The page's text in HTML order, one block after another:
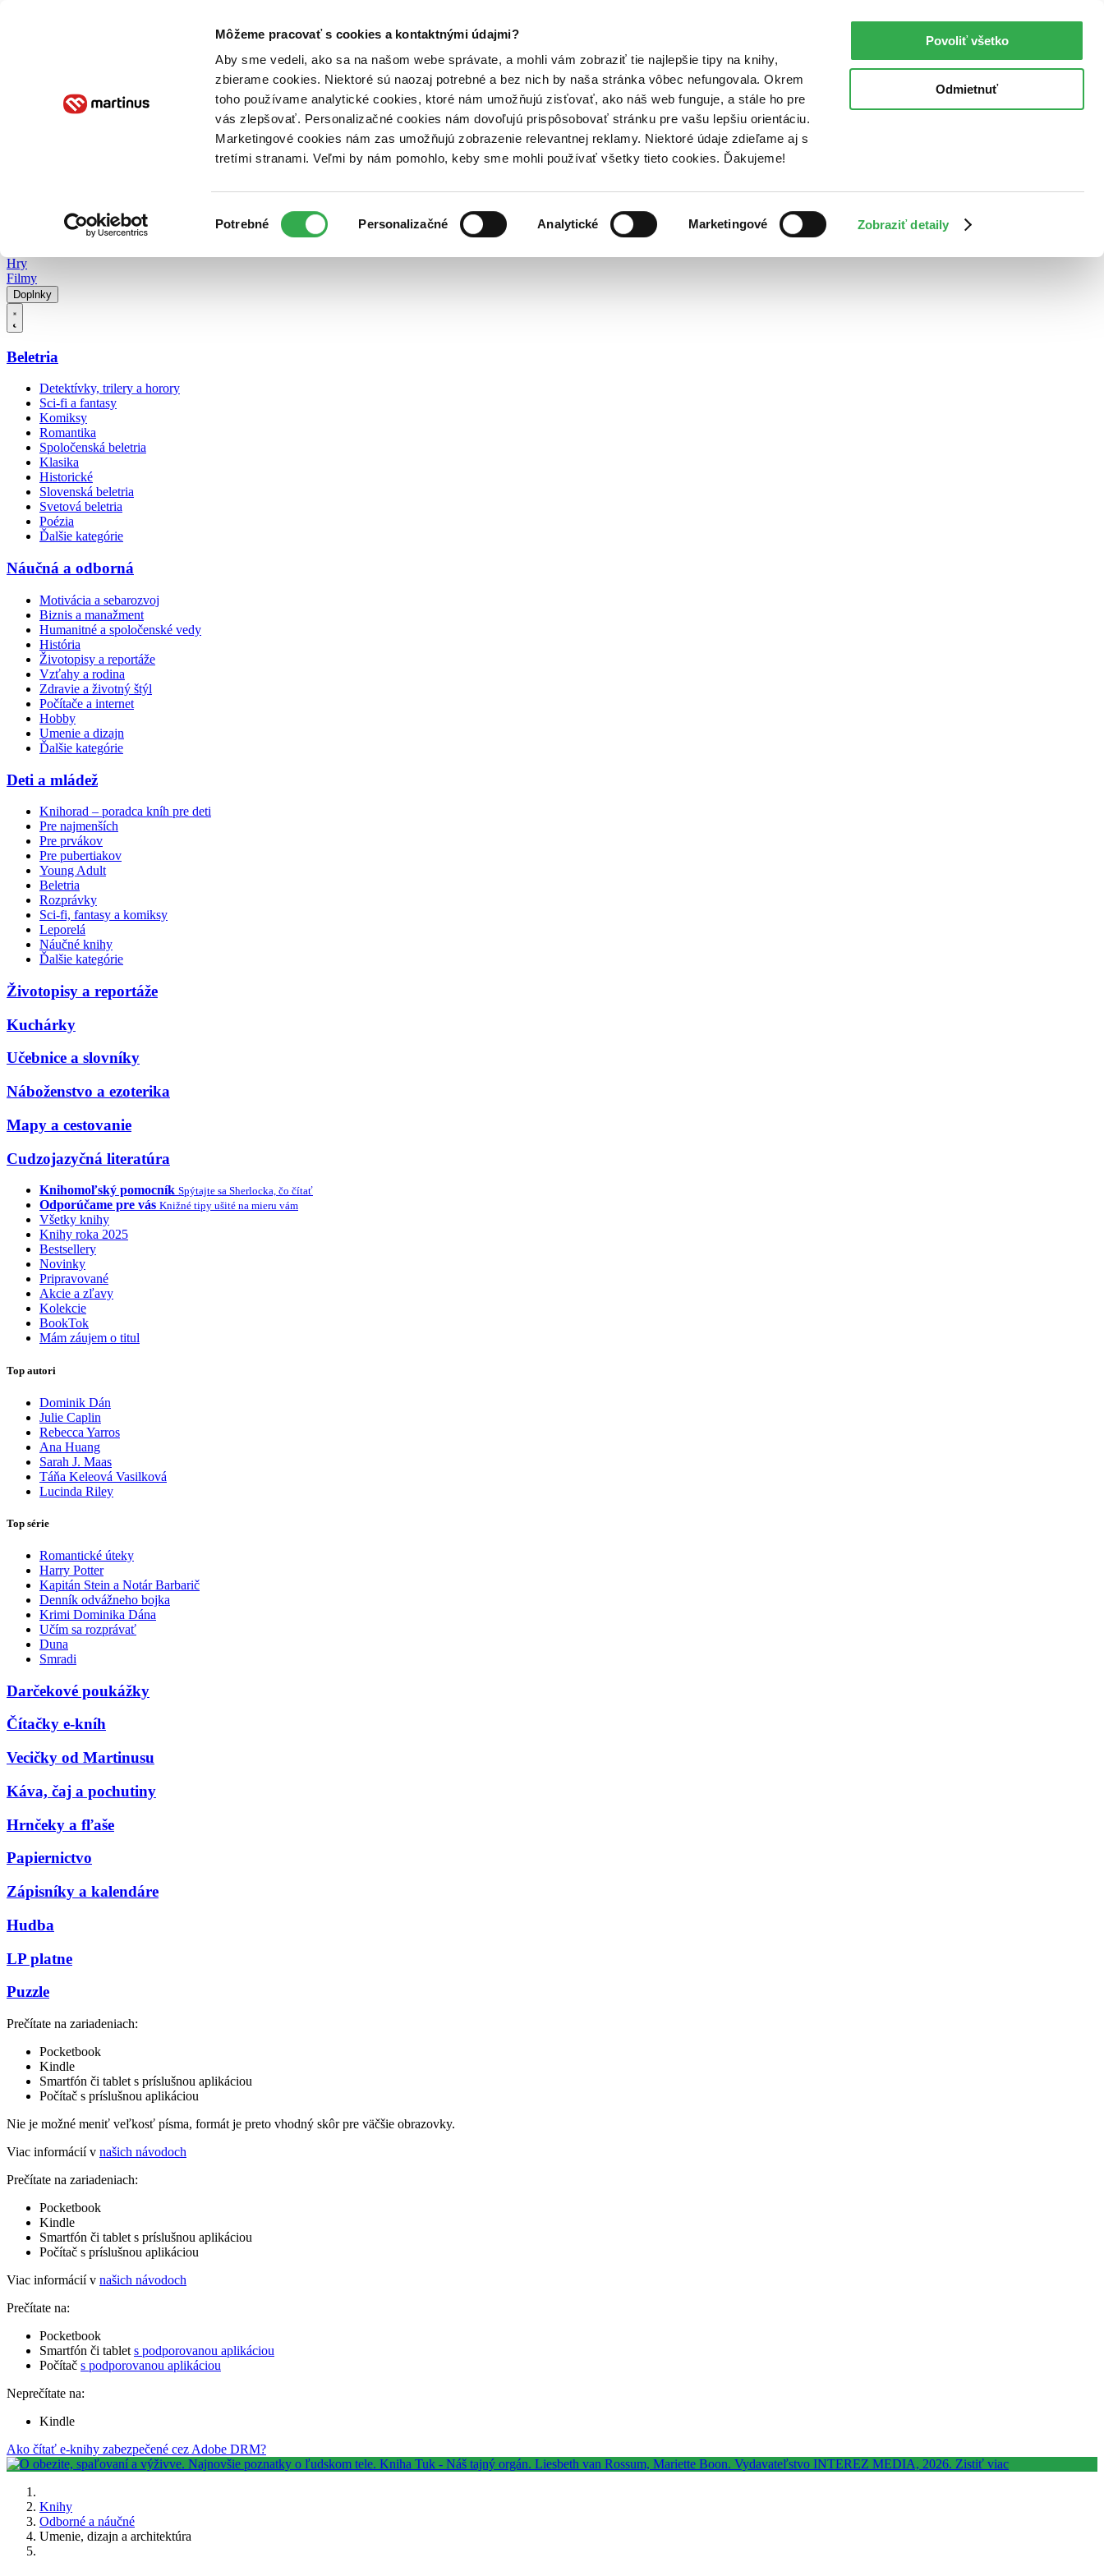
Môžeme pracovať s cookies a kontaktnými údajmi?
Aby sme vedeli, ako sa na našom webe správate, a mohli vám zobraziť tie najlepšie tipy na knihy,
zbierame cookies. Niektoré sú naozaj potrebné a bez nich by naša stránka vôbec nefungovala. Okrem
toho používame analytické cookies, ktoré nám umožňujú zisťovať, ako náš web funguje, a stále ho pre
vás zlepšovať. Personalizačné cookies nám dovoľujú prispôsobovať stránku pre vašu lepšiu orientáciu.
Marketingové cookies nám zas umožňujú zobrazenie relevantnej reklamy. Niektoré údaje zdieľame aj s
tretími stranami. Veľmi by nám pomohlo, keby sme mohli používať všetky tieto cookies. Ďakujeme!
súhlasu
Potrebné Personalizačné Analytické Marketingové Zobraziť detaily
Povoliť všetko
Odmietnuť
Poukážky Kontakt
Hry
Filmy
Doplnky
Beletria
Detektívky, trilery a horory
Sci-fi a fantasy
Komiksy
Romantika
Spoločenská beletria
Klasika
Historické
Slovenská beletria
Svetová beletria
Poézia
Ďalšie kategórie
Náučná a odborná
Motivácia a sebarozvoj
Biznis a manažment
Humanitné a spoločenské vedy
História
Životopisy a reportáže
Vzťahy a rodina
Zdravie a životný štýl
Počítače a internet
Hobby
Umenie a dizajn
Ďalšie kategórie
Deti a mládež
Knihorad – poradca kníh pre deti
Pre najmenších
Pre prvákov
Pre pubertiakov
Young Adult
Beletria
Rozprávky
Sci-fi, fantasy a komiksy
Leporelá
Náučné knihy
Ďalšie kategórie
Životopisy a reportáže
Kuchárky
Učebnice a slovníky
Náboženstvo a ezoterika
Mapy a cestovanie
Cudzojazyčná literatúra
Knihomoľský pomocník Spýtajte sa Sherlocka, čo čítať
Odporúčame pre vás Knižné tipy ušité na mieru vám
Všetky knihy
Knihy roka 2025
Bestsellery
Novinky
Pripravované
Akcie a zľavy
Kolekcie
BookTok
Mám záujem o titul
Top autori
Dominik Dán
Julie Caplin
Rebecca Yarros
Ana Huang
Sarah J. Maas
Táňa Keleová Vasilková
Lucinda Riley
Top série
Romantické úteky
Harry Potter
Kapitán Stein a Notár Barbarič
Denník odvážneho bojka
Krimi Dominika Dána
Učím sa rozprávať
Duna
Smradi
Darčekové poukážky
Čítačky e-kníh
Vecičky od Martinusu
Káva, čaj a pochutiny
Hrnčeky a fľaše
Papiernictvo
Zápisníky a kalendáre
Hudba
LP platne
Puzzle
Prečítate na zariadeniach:
Pocketbook
Kindle
Smartfón či tablet s príslušnou aplikáciou
Počítač s príslušnou aplikáciou
Nie je možné meniť veľkosť písma, formát je preto vhodný skôr pre väčšie obrazovky.
Viac informácií v našich návodoch
Prečítate na zariadeniach:
Pocketbook
Kindle
Smartfón či tablet s príslušnou aplikáciou
Počítač s príslušnou aplikáciou
Viac informácií v našich návodoch
Prečítate na:
Pocketbook
Smartfón či tablet s podporovanou aplikáciou
Počítač s podporovanou aplikáciou
Neprečítate na:
Kindle
Ako čítať e-knihy zabezpečené cez Adobe DRM?
Knihy
Odborné a náučné
Umenie, dizajn a architektúra